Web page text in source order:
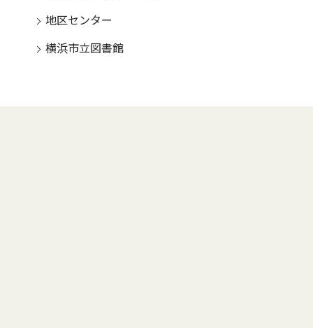
地区センター
横浜市立図書館